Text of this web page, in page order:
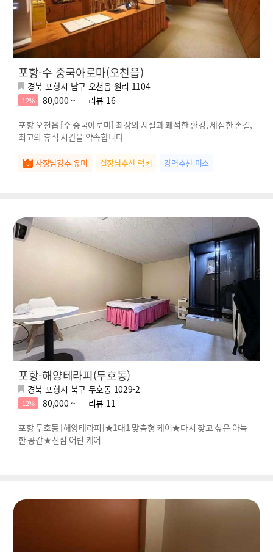
포항-수 중국아로마(오천읍)
경북 포항시 남구 오천읍 원리 1104
12% 80,000 ~ 리뷰 16
포항 오천읍 [수 중국아로마] 최상의 시설과 쾌적한 환경, 세심한 손길,
최고의 휴식 시간을 약속합니다
사장님강추 유미 실장님추천 럭키 강력추천 미소
포항-해양테라피(두호동)
경북 포항시 북구 두호동 1029-2
12% 80,000 ~ 리뷰 11
포항 두호동 [해양테라피]★1대1 맞춤형 케어★다시 찾고 싶은 아늑
한 공간★진심 어린 케어